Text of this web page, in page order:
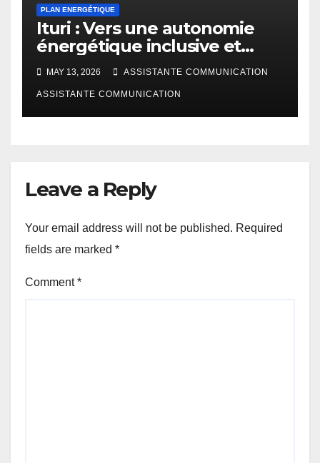
PLAN ENERGÉTIQUE
Ituri : Vers une autonomie
énergétique inclusive et
multisectorielle à l’horizon
2030
MAY 13, 2026 ASSISTANTE COMMUNICATION
ASSISTANTE COMMUNICATION
Leave a Reply
Your email address will not be published. Required
fields are marked *
Comment*